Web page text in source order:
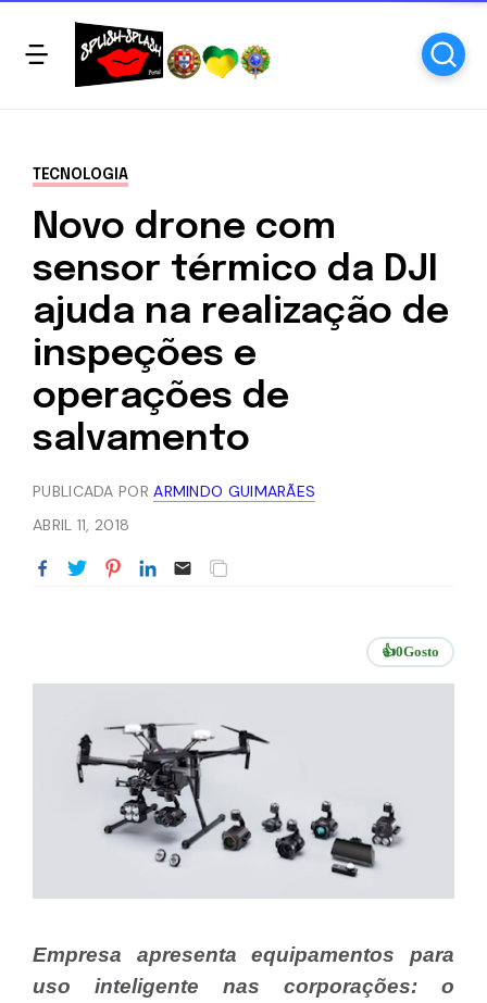
TECNOLOGIA
Novo drone com
sensor térmico da DJI
ajuda na realização de
inspeções e
operações de
salvamento
PUBLICADA PORARMINDO GUIMARÃES
ABRIL 11, 2018
👍0Gosto
Empresa apresenta equipamentos para
uso inteligente nas corporações: o